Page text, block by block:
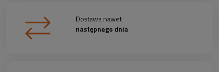
Dostawa nawet
następnego dnia